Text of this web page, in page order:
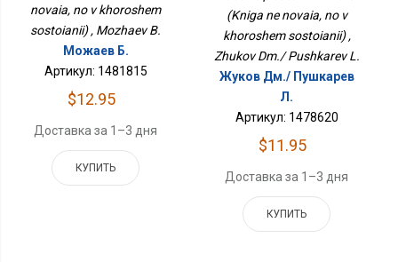
novaia, no v khoroshem
sostoianii) , Mozhaev B.
Можаев Б.
Артикул: 1481815
$12.95
Доставка за 1–3 дня
КУПИТЬ
Состоянии)
(Kniga ne novaia, no v
khoroshem sostoianii) ,
Zhukov Dm./ Pushkarev L.
Жуков Дм./ Пушкарев
Л.
Артикул: 1478620
$11.95
Доставка за 1–3 дня
КУПИТЬ